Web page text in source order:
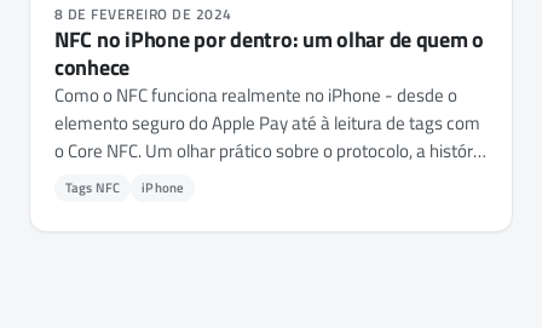
8 DE FEVEREIRO DE 2024
NFC no iPhone por dentro: um olhar de quem o
conhece
Como o NFC funciona realmente no iPhone - desde o
elemento seguro do Apple Pay até à leitura de tags com
o Core NFC. Um olhar prático sobre o protocolo, a história
no iOS e porque o curto alcance é uma funcionalidade,
não uma limitação.
Tags NFC iPhone